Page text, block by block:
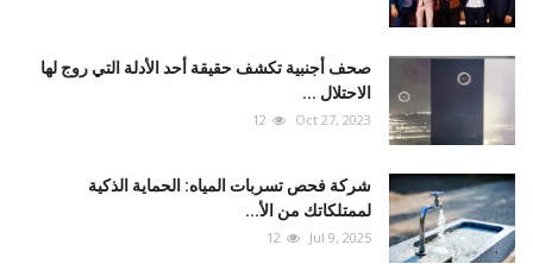
صحف أجنبية تكشف حقيقة أحد الأدلة التي روج لها
الاحتلال ...
Oct 27, 2023
12
شركة فحص تسربات المياه: الحماية الذكية
لممتلكاتك من الأ...
Jul 9, 2025
12